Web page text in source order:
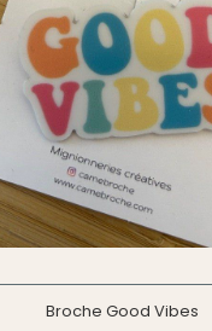
Broche Good Vibes